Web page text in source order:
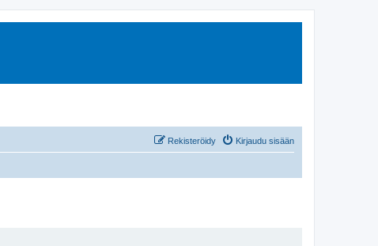
Kirjaudu sisään
Rekisteröidy